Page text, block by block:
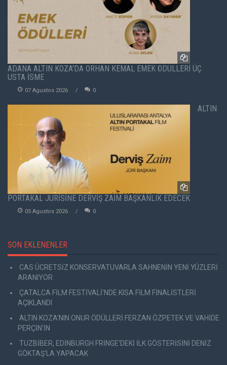
ADANA ALTIN KOZA'DA ORHAN KEMAL EMEK ÖDÜLLERİ ÜÇ
USTA İSME
07 Agustos 2026 0
ALTIN
PORTAKAL JÜRİSİNE DERVİŞ ZAİM BAŞKANLIK EDECEK
05 Agustos 2026 0
SON EKLENENLER
CAS ÜCRETSİZ KONSERVATUVARLA SAHNENİN YENİ YÜZLERİ
ARANIYOR
ÇATALCA FİLM FESTİVALİ'NDE KISA FİLM FİNALİSTLERİ
AÇIKLANDI
ALTIN KOZA'NIN ONUR ÖDÜLLERİ FERZAN ÖZPETEK VE VAHİDE
PERÇİN'İN
TUZBİBER, EDİNBURGH FRİNGE'DEKİ İLK GÖSTERİSİNİ DENİZ
GÖKTAŞ'LA YAPACAK